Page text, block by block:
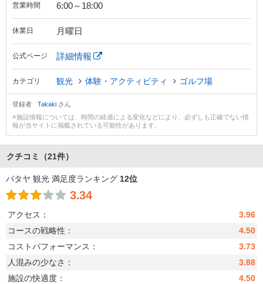
営業時間 6:00～18:00
休業日 月曜日
公式ページ 詳細情報
カテゴリ 観光 体験・アクティビティ ゴルフ場
登録者 Takaki さん
※施設情報については、時間の経過による変化などにより、必ずしも正確でない情
報が当サイトに掲載されている可能性があります。
クチコミ （21件）
パタヤ 観光 満足度ランキング 12位
3.34
アクセス：
3.96
コースの戦略性：
4.50
コストパフォーマンス：
3.73
人混みの少なさ：
3.88
施設の快適度：
4.50